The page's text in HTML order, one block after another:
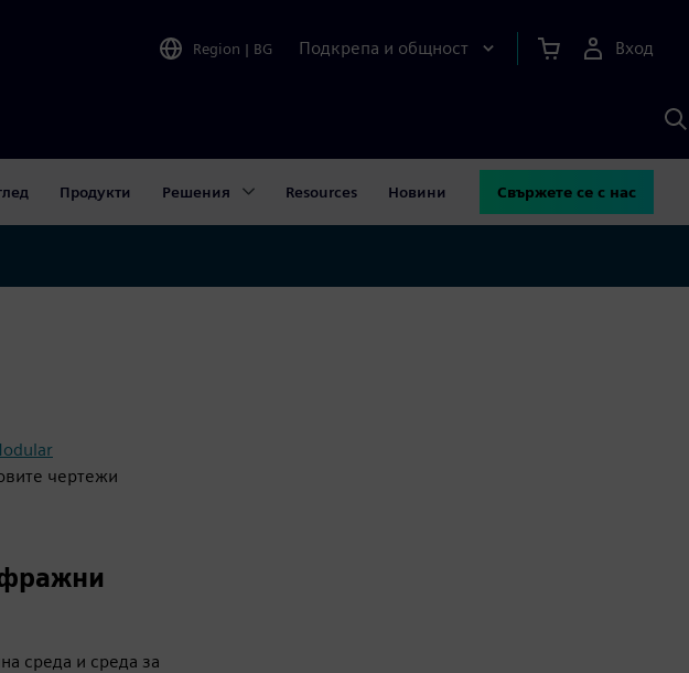
Region | BG Подкрепа и общност Вход
с
Продукти Решения Resources Новини Свържете се с нас
чертежи
среда и среда за